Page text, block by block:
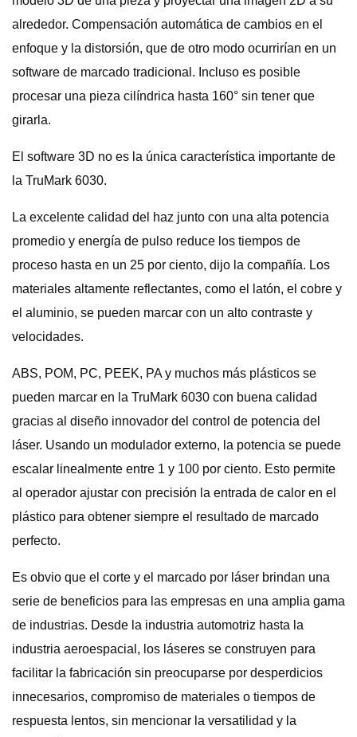
alrededor. Compensación automática de cambios en el
enfoque y la distorsión, que de otro modo ocurrirían en un
software de marcado tradicional. Incluso es posible
procesar una pieza cilíndrica hasta 160° sin tener que
girarla.
El software 3D no es la única característica importante de
la TruMark 6030.
La excelente calidad del haz junto con una alta potencia
promedio y energía de pulso reduce los tiempos de
proceso hasta en un 25 por ciento, dijo la compañía. Los
materiales altamente reflectantes, como el latón, el cobre y
el aluminio, se pueden marcar con un alto contraste y
velocidades.
ABS, POM, PC, PEEK, PA y muchos más plásticos se
pueden marcar en la TruMark 6030 con buena calidad
gracias al diseño innovador del control de potencia del
láser. Usando un modulador externo, la potencia se puede
escalar linealmente entre 1 y 100 por ciento. Esto permite
al operador ajustar con precisión la entrada de calor en el
plástico para obtener siempre el resultado de marcado
perfecto.
Es obvio que el corte y el marcado por láser brindan una
serie de beneficios para las empresas en una amplia gama
de industrias. Desde la industria automotriz hasta la
industria aeroespacial, los láseres se construyen para
facilitar la fabricación sin preocuparse por desperdicios
innecesarios, compromiso de materiales o tiempos de
respuesta lentos, sin mencionar la versatilidad y la